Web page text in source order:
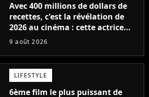
Avec 400 millions de dollars de
recettes, c'est la révélation de
2026 au cinéma : cette actrice
adorée prête à remplacer
9 août 2026
LIFESTYLE
6ème film le plus puissant de